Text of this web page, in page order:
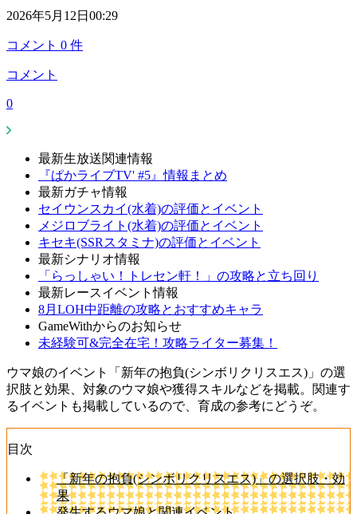
2026年5月12日00:29
コメント 0 件
コメント
0
最新生放送関連情報
『ぱかライブTV' #5』情報まとめ
最新ガチャ情報
セイウンスカイ(水着)の評価とイベント
メジロブライト(水着)の評価とイベント
キセキ(SSRスタミナ)の評価とイベント
最新シナリオ情報
「らっしゃい！トレセン軒！」の攻略と立ち回り
最新レースイベント情報
8月LOH中距離の攻略とおすすめキャラ
GameWithからのお知らせ
未経験可&完全在宅！攻略ライター募集！
ウマ娘のイベント「新年の抱負(シンボリクリスエス)」の選
択肢と効果、対象のウマ娘や獲得スキルなどを掲載。関連す
るイベントも掲載しているので、育成の参考にどうぞ。
目次
「新年の抱負(シンボリクリスエス)」の選択肢・効
果